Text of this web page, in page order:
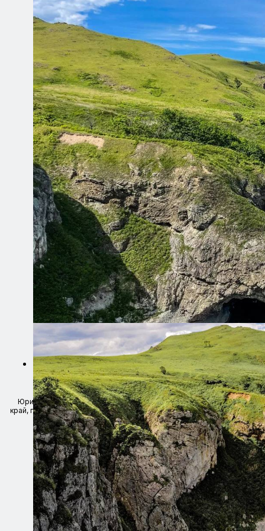
ООО "ХОДИЛЕСОМ" ИНН 2543190118 ОГРН/ОГРНИП
1252500001445
Юридический адрес организации: 690002, Россия, Приморский
край, г.о. Владивостокский, г. Владивосток, пр-кт Острякова, д. 6, кв.
97
Образец договора